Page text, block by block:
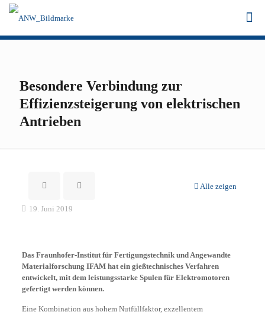
Besondere Verbindung zur
Effizienzsteigerung von elektrischen
Antrieben
Alle zeigen
19. Juni 2019
Das Fraunhofer-Institut für Fertigungstechnik und Angewandte
Materialforschung IFAM hat ein gießtechnisches Verfahren
entwickelt, mit dem leistungsstarke Spulen für Elektromotoren
gefertigt werden können.
Eine Kombination aus hohem Nutfüllfaktor, exzellentem